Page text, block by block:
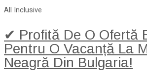
All Inclusive
✔ Profită De O Ofertă
Pentru O Vacanță La
Neagră Din Bulgaria!